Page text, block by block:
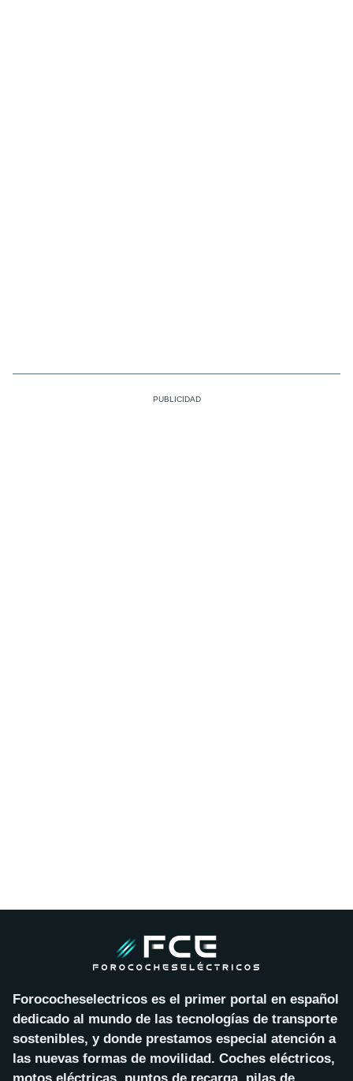
Forococheselectricos es el primer portal en español
dedicado al mundo de las tecnologías de transporte
sostenibles, y donde prestamos especial atención a
las nuevas formas de movilidad. Coches eléctricos,